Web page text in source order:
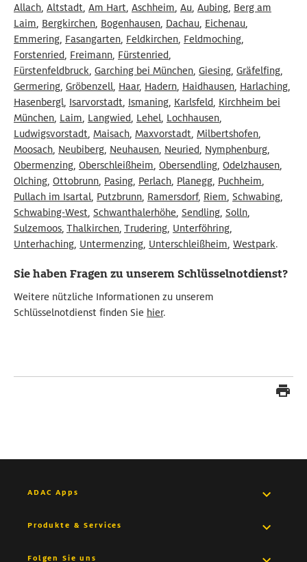
Allach, Altstadt, Am Hart, Aschheim, Au, Aubing, Berg am
Laim, Bergkirchen, Bogenhausen, Dachau, Eichenau,
Emmering, Fasangarten, Feldkirchen, Feldmoching,
Forstenried, Freimann, Fürstenried,
Fürstenfeldbruck, Garching bei München, Giesing, Gräfelfing,
Germering, Gröbenzell, Haar, Hadern, Haidhausen, Harlaching,
Hasenbergl, Isarvorstadt, Ismaning, Karlsfeld, Kirchheim bei
München, Laim, Langwied, Lehel, Lochhausen,
Ludwigsvorstadt, Maisach, Maxvorstadt, Milbertshofen,
Moosach, Neubiberg, Neuhausen, Neuried, Nymphenburg,
Obermenzing, Oberschleißheim, Obersendling, Odelzhausen,
Olching, Ottobrunn, Pasing, Perlach, Planegg, Puchheim,
Pullach im Isartal, Putzbrunn, Ramersdorf, Riem, Schwabing,
Schwabing-West, Schwanthalerhöhe, Sendling, Solln,
Sulzemoos, Thalkirchen, Trudering, Unterföhring,
Unterhaching, Untermenzing, Unterschleißheim, Westpark.
Sie haben Fragen zu unserem Schlüsselnotdienst?
Weitere nützliche Informationen zu unserem
Schlüsselnotdienst finden Sie hier.
ADAC Apps
Pannenhilfe App
Produkte & Services
Versicherungen
Folgen Sie uns